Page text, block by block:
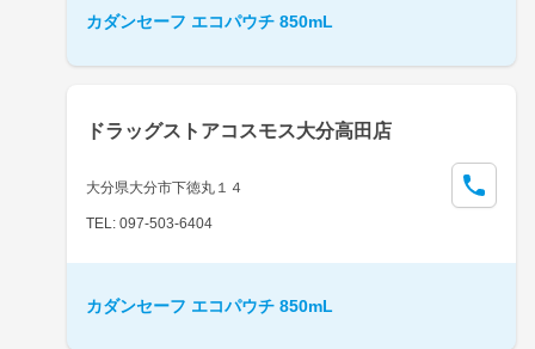
カダンセーフ エコパウチ 850mL
ドラッグストアコスモス大分高田店
大分県大分市下徳丸１４
TEL: 097-503-6404
カダンセーフ エコパウチ 850mL